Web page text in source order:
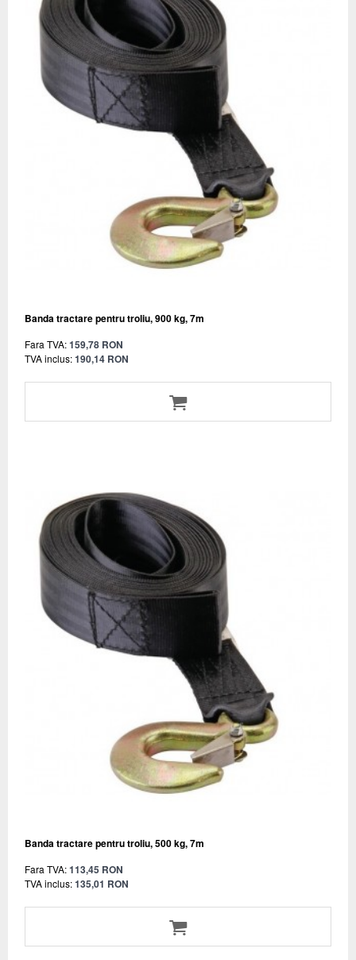
Banda tractare pentru troliu, 900 kg, 7m
Fara TVA:159,78 RON
TVA inclus:190,14 RON
Banda tractare pentru troliu, 500 kg, 7m
Fara TVA:113,45 RON
TVA inclus:135,01 RON